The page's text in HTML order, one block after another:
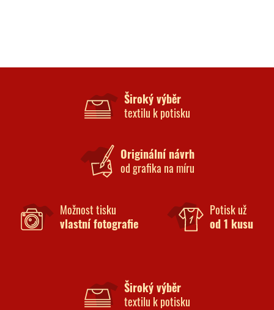
Široký výběr
textilu k potisku
Originální návrh
od grafika na míru
Možnost tisku
vlastní fotografie
Potisk už
od 1 kusu
Široký výběr
textilu k potisku